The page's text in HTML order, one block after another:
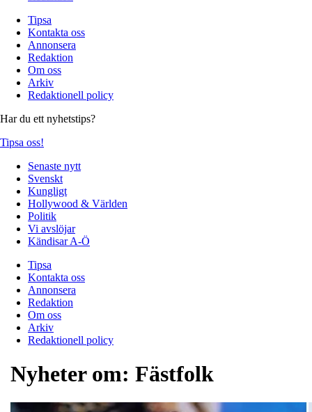
Tipsa
Kontakta oss
Annonsera
Redaktion
Om oss
Arkiv
Redaktionell policy
Har du ett nyhetstips?
Tipsa oss!
Senaste nytt
Svenskt
Kungligt
Hollywood & Världen
Politik
Vi avslöjar
Kändisar A-Ö
Tipsa
Kontakta oss
Annonsera
Redaktion
Om oss
Arkiv
Redaktionell policy
Nyheter om: Fästfolk